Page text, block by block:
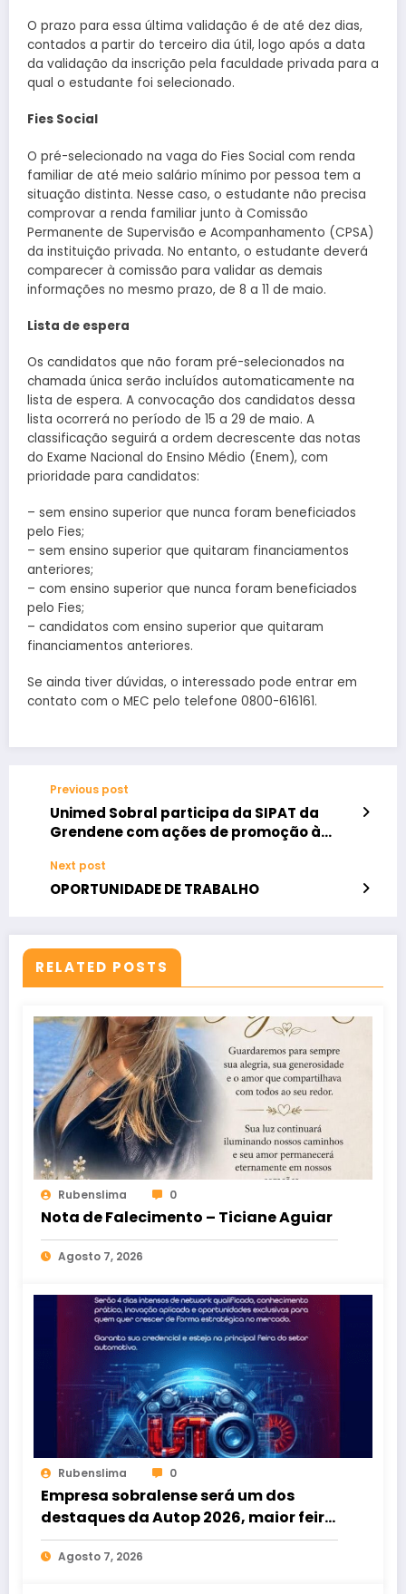
O prazo para essa última validação é de até dez dias,
contados a partir do terceiro dia útil, logo após a data
da validação da inscrição pela faculdade privada para a
qual o estudante foi selecionado.
Fies Social
O pré-selecionado na vaga do Fies Social com renda
familiar de até meio salário mínimo por pessoa tem a
situação distinta. Nesse caso, o estudante não precisa
comprovar a renda familiar junto à Comissão
Permanente de Supervisão e Acompanhamento (CPSA)
da instituição privada. No entanto, o estudante deverá
comparecer à comissão para validar as demais
informações no mesmo prazo, de 8 a 11 de maio.
Lista de espera
Os candidatos que não foram pré-selecionados na
chamada única serão incluídos automaticamente na
lista de espera. A convocação dos candidatos dessa
lista ocorrerá no período de 15 a 29 de maio. A
classificação seguirá a ordem decrescente das notas
do Exame Nacional do Ensino Médio (Enem), com
prioridade para candidatos:
– sem ensino superior que nunca foram beneficiados
pelo Fies;
– sem ensino superior que quitaram financiamentos
anteriores;
– com ensino superior que nunca foram beneficiados
pelo Fies;
– candidatos com ensino superior que quitaram
financiamentos anteriores.
Se ainda tiver dúvidas, o interessado pode entrar em
contato com o MEC pelo telefone 0800-616161.
Previous post
Unimed Sobral participa da SIPAT da
Grendene com ações de promoção à
Next post
OPORTUNIDADE DE TRABALHO
RELATED POSTS
Rubenslima 0
Nota de Falecimento – Ticiane Aguiar
Agosto 7, 2026
Rubenslima 0
Empresa sobralense será um dos
destaques da Autop 2026, maior feira
do setor automotivo do Norte e
Nordeste
Agosto 7, 2026